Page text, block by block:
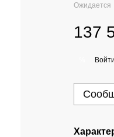
Ожидается
137
Войти